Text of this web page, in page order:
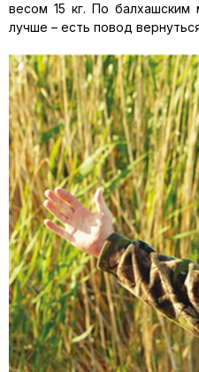
весом 15 кг. По балхашским
лучше – есть повод